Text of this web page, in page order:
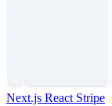
Next.js React Stripe